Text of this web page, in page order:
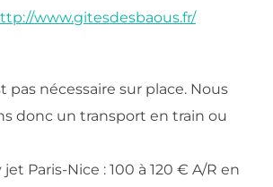
www.gitesdesbaous.fr/
pas nécessaire sur place. Nous
donc un transport en train ou
jet Paris-Nice : 100 à 120 € A/R en